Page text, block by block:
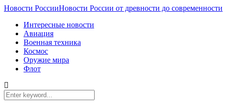
Новости РоссииНовости России от древности до современности
Интересные новости
Авиация
Военная техника
Космос
Оружие мира
Флот